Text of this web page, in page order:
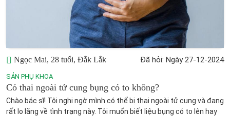
Ngọc Mai, 28 tuổi, Đắk Lắk Đã hỏi: Ngày 27-12-2024
SẢN PHỤ KHOA
Có thai ngoài tử cung bụng có to không?
Chào bác sĩ! Tôi nghi ngờ mình có thể bị thai ngoài tử cung và đang
rất lo lắng về tình trạng này. Tôi muốn biết liệu bụng có to lên hay